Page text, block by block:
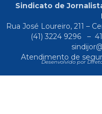
Sindicato de
Rua José Loureiro, 211 –
(41) 3224 9296
–
Atendimento de
Desenvolvido por